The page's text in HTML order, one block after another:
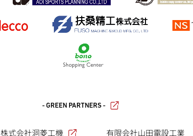
- GREEN PARTNERS -
株式会社洞菱工機 有限会社山田電設工業